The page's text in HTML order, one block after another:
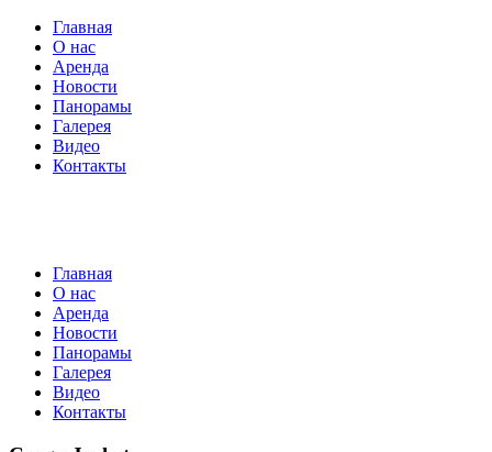
Главная
О нас
Аренда
Новости
Панорамы
Галерея
Видео
Контакты
Главная
О нас
Аренда
Новости
Панорамы
Галерея
Видео
Контакты